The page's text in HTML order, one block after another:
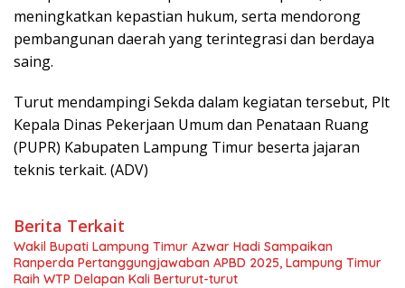
meningkatkan kepastian hukum, serta mendorong
pembangunan daerah yang terintegrasi dan berdaya
saing.
Turut mendampingi Sekda dalam kegiatan tersebut, Plt
Kepala Dinas Pekerjaan Umum dan Penataan Ruang
(PUPR) Kabupaten Lampung Timur beserta jajaran
teknis terkait. (ADV)
Berita Terkait
Wakil Bupati Lampung Timur Azwar Hadi Sampaikan
Ranperda Pertanggungjawaban APBD 2025, Lampung Timur
Raih WTP Delapan Kali Berturut-turut